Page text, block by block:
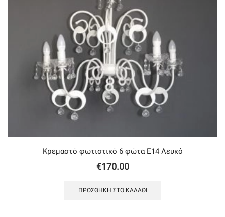
Κρεμαστό φωτιστικό 6 φώτα Ε14 Λευκό
€170.00
ΠΡΟΣΘΉΚΗ ΣΤΟ ΚΑΛΆΘΙ